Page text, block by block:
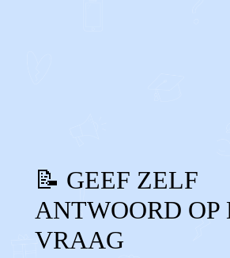
📝 GEEF ZELF
ANTWOORD OP
VRAAG